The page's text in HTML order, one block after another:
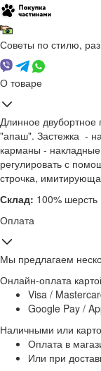
Советы по стилю,
О товаре
Длинное двубортное
"апаш". Застежка -
карманы -
регулировать с
строчка,
Склад: 100% шерсть
Оплата
Мы предлагаем
Онлайн-оплата
Visa /
Google Pay /
Наличными или
Оплата в
Или при